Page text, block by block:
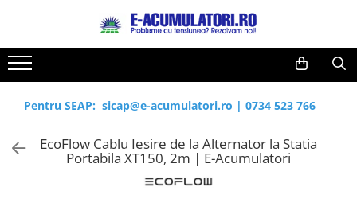
Toate Produsele
Acumulatori, Baterii si Incarcatoare
Uzuale
Baterii alcaline
Baterii litiu
Reduceri de vara
Cabluri
Acumulatori
Prelungitoare
Panouri fotovoltaice
Pentru SEAP: sicap@e-acumulatori.ro | 0734 523 766
EcoFlow Cablu Iesire de la Alternator la Statia
Portabila XT150, 2m | E-Acumulatori